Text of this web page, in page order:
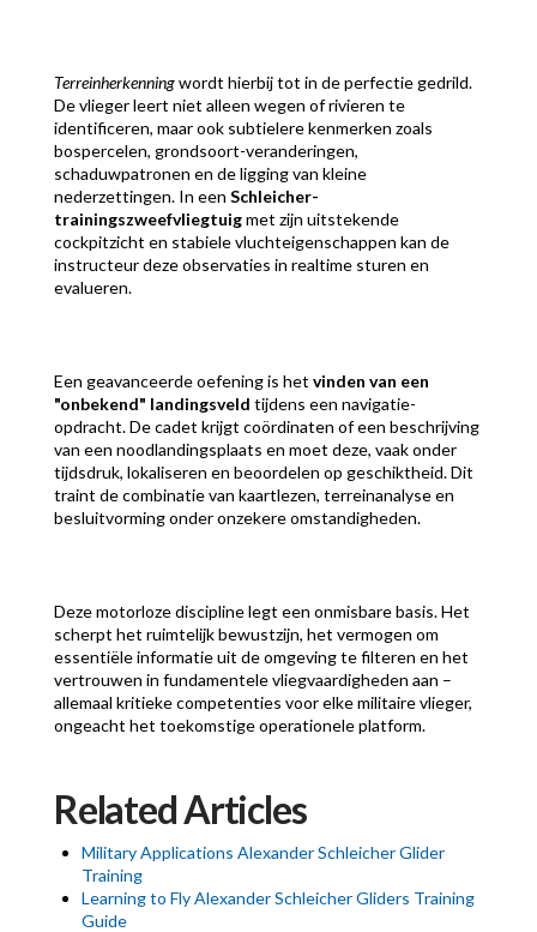
Terreinherkenningwordt hierbij tot in de perfectie gedrild.
De vlieger leert niet alleen wegen of rivieren te
identificeren, maar ook subtielere kenmerken zoals
bospercelen, grondsoort-veranderingen,
schaduwpatronen en de ligging van kleine
nederzettingen. In een Schleicher-
trainingszweefvliegtuigmet zijn uitstekende
cockpitzicht en stabiele vluchteigenschappen kan de
instructeur deze observaties in realtime sturen en
evalueren.
Een geavanceerde oefening is het vinden van een
"onbekend" landingsveld tijdens een navigatie-
opdracht. De cadet krijgt coördinaten of een beschrijving
van een noodlandingsplaats en moet deze, vaak onder
tijdsdruk, lokaliseren en beoordelen op geschiktheid. Dit
traint de combinatie van kaartlezen, terreinanalyse en
besluitvorming onder onzekere omstandigheden.
Deze motorloze discipline legt een onmisbare basis. Het
scherpt het ruimtelijk bewustzijn, het vermogen om
essentiële informatie uit de omgeving te filteren en het
vertrouwen in fundamentele vliegvaardigheden aan –
allemaal kritieke competenties voor elke militaire vlieger,
ongeacht het toekomstige operationele platform.
Related Articles
Military Applications Alexander Schleicher Glider
Training
Learning to Fly Alexander Schleicher Gliders Training
Guide